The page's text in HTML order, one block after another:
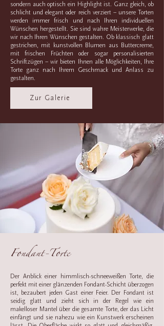
sondern auch optisch ein Highlight ist. Ganz gleich, ob
schlicht und elegant oder reich verziert – unsere Torten
werden immer frisch und nach Ihren individuellen
Wünschen hergestellt. Sie sind wahre Meisterwerke, die
wir nach Ihren Wünschen gestalten. Ob klassisch glatt
gestrichen, mit kunstvollen Blumen aus Buttercreme,
mit frischen Früchten oder sogar personalisierten
Schriftzügen – wir bieten Ihnen alle Möglichkeiten, Ihre
Torte ganz nach Ihrem Geschmack und Anlass zu
gestalten.
Zur Galerie
Fondant-Torte
Der Anblick einer himmlisch-schneeweißen Torte, die
perfekt mit einer glänzenden Fondant-Schicht überzogen
ist, bezaubert jeden Gast einer Feier. Der Fondant ist
seidig glatt und zieht sich in der Regel wie ein
makelloser Mantel über die gesamte Torte, der das Licht
einfängt und sie nahezu wie ein Kunstwerk erscheinen